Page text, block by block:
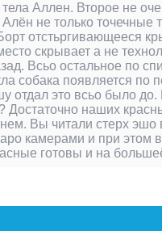
Аллен. Второе не
не только
отстьргивающееся
скрывает а не
Всьо остальное по
собака появляется по
отдал это всьо было
наших
Вы читали стерх эшо
камерами и при этом
готовы и на